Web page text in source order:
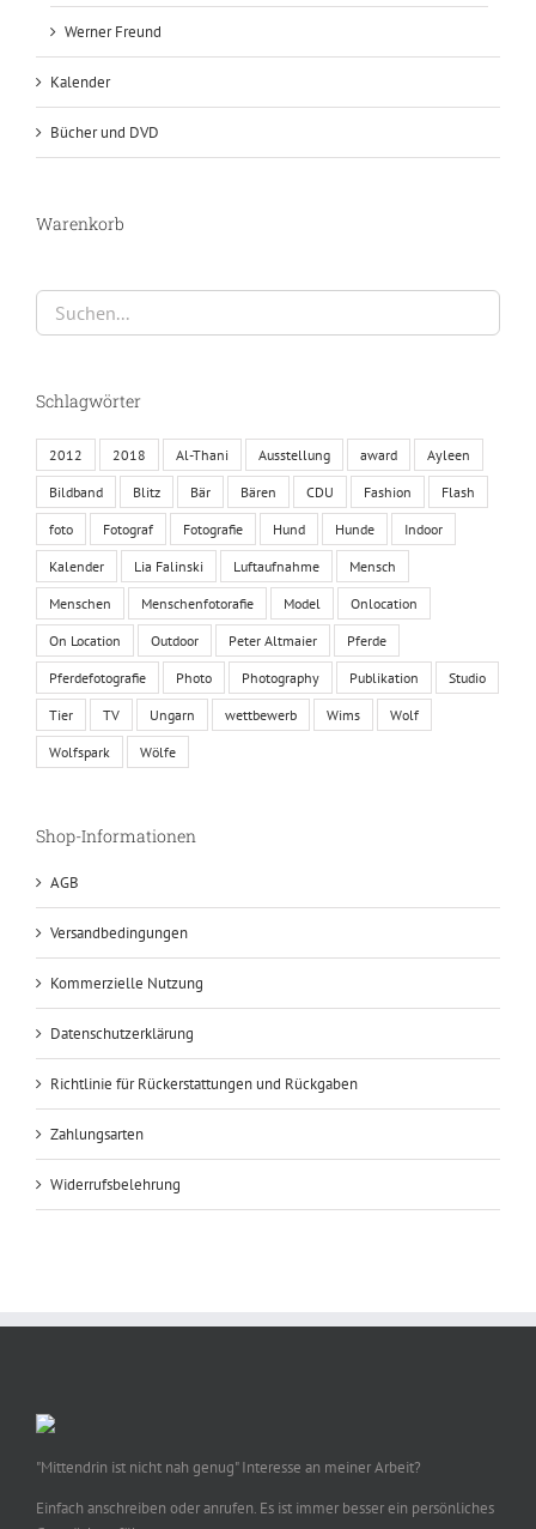
Werner Freund
Kalender
Bücher und DVD
Warenkorb
Schlagwörter
2012 2018 Al-Thani Ausstellung award Ayleen
Bildband Blitz Bär Bären CDU Fashion Flash
foto Fotograf Fotografie Hund Hunde Indoor
Kalender Lia Falinski Luftaufnahme Mensch
Menschen Menschenfotorafie Model Onlocation
On Location Outdoor Peter Altmaier Pferde
Pferdefotografie Photo Photography Publikation Studio
Tier TV Ungarn wettbewerb Wims Wolf
Wolfspark Wölfe
Shop-Informationen
AGB
Versandbedingungen
Kommerzielle Nutzung
Datenschutzerklärung
Richtlinie für Rückerstattungen und Rückgaben
Zahlungsarten
Widerrufsbelehrung
"Mittendrin ist nicht nah genug" Interesse an meiner Arbeit?
Einfach anschreiben oder anrufen. Es ist immer besser ein persönliches